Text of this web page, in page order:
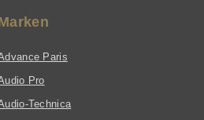
Paris
Pro
Technica